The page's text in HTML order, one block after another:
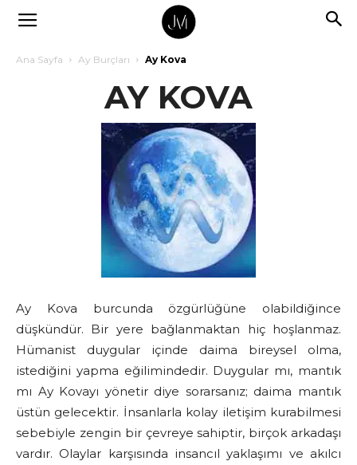
Ana Sayfa Ay Burçları Ay Kova
AY KOVA
Ay Kova burcunda özgürlüğüne olabildiğince
düşkündür. Bir yere bağlanmaktan hiç hoşlanmaz.
Hümanist duygular içinde daima bireysel olma,
istediğini yapma eğilimindedir. Duygular mı, mantık
mı Ay Kovayı yönetir diye sorarsanız; daima mantık
üstün gelecektir. İnsanlarla kolay iletişim kurabilmesi
sebebiyle zengin bir çevreye sahiptir, birçok arkadaşı
vardır. Olaylar karşısında insancıl yaklaşımı ve akılcı